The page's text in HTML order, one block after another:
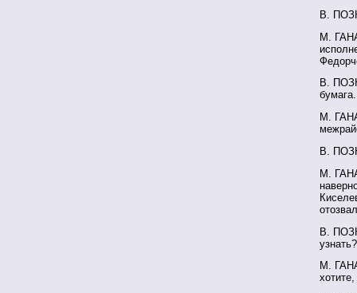
В.
М.
В.
бумага.
М.
В.
М.
В.
узнать?
М.